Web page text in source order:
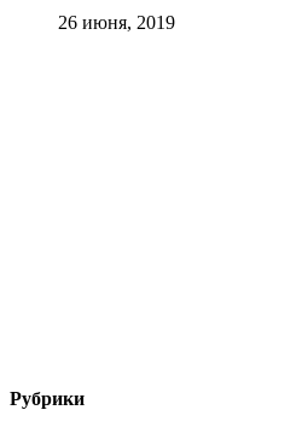
26 июня, 2019
Рубрики